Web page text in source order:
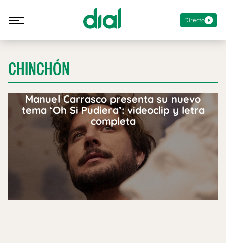
Directo
CHINCHÓN
Manuel Carrasco presenta su nuevo
tema ‘Oh Si Pudiera’: videoclip y letra
completa